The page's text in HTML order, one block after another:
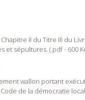
II du Titre III du
et sépultures. (.pdf - 600
wallon portant
de la démocratie